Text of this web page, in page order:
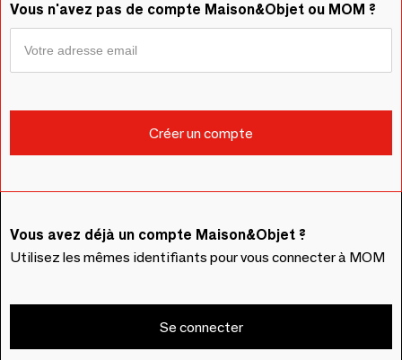
Vous n'avez pas de compte Maison&Objet ou MOM ?
Vous avez déjà un compte Maison&Objet ?
Utilisez les mêmes identifiants pour vous connecter à MOM
Se connecter